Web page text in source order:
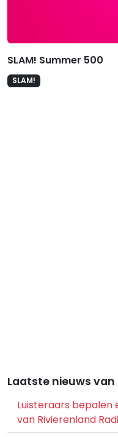
SLAM! Summer 500
SLAM!
Laatste nieuws
Luisteraars bepalen
van Rivierenland